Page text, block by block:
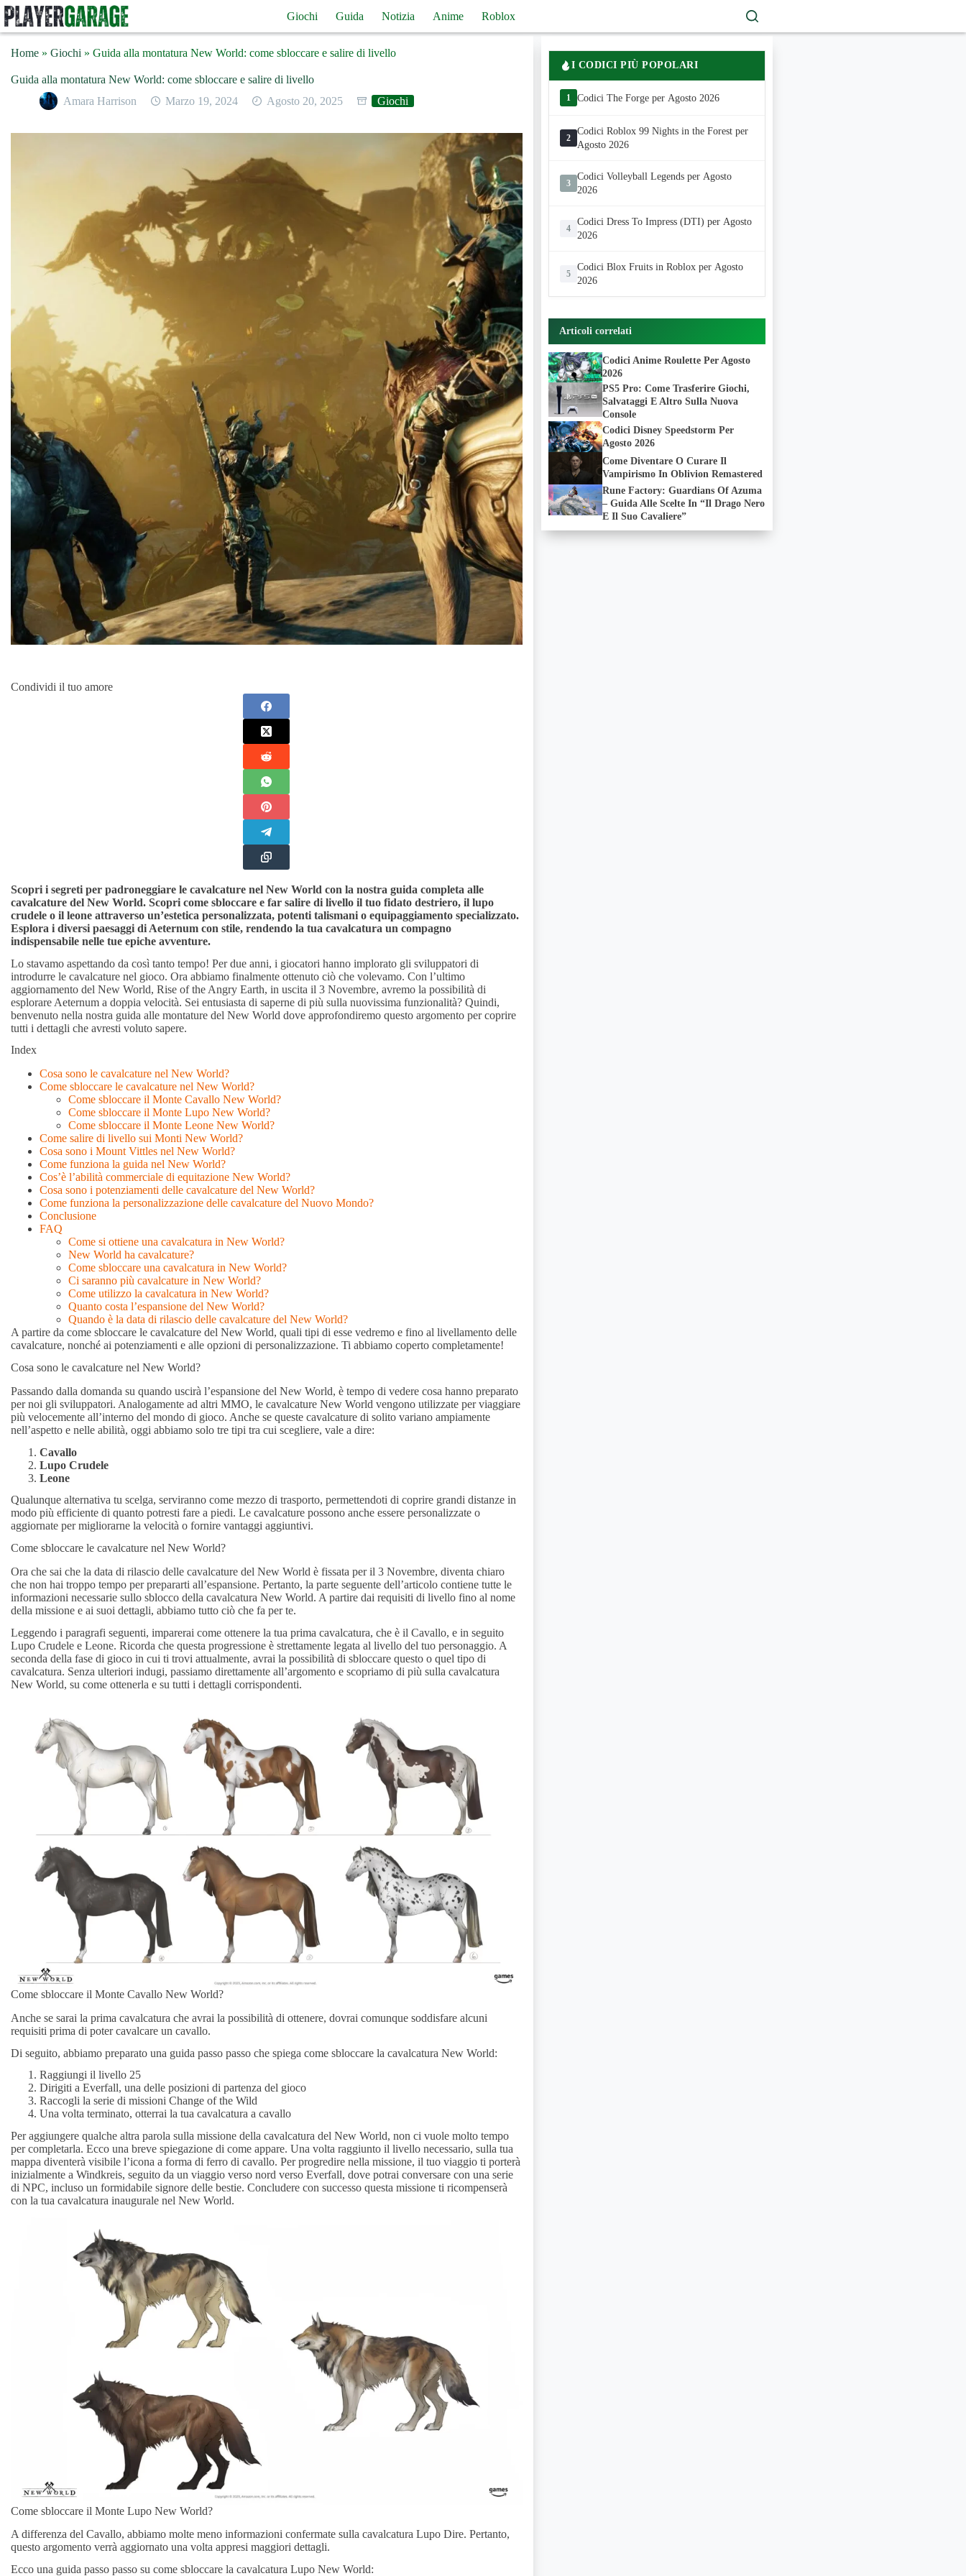
Salta
al
contenuto
Giochi Guida Notizia Anime Roblox
Home » Giochi » Guida alla montatura New World: come sbloccare e salire di livello
Guida alla montatura New World: come sbloccare e salire di livello
Amara Harrison
Marzo 19, 2024 Agosto 20, 2025 Giochi
Condividi il tuo amore
Scopri i segreti per padroneggiare le cavalcature nel New World con la nostra guida completa alle
cavalcature del New World. Scopri come sbloccare e far salire di livello il tuo fidato destriero, il lupo
crudele o il leone attraverso un’estetica personalizzata, potenti talismani o equipaggiamento specializzato.
Esplora i diversi paesaggi di Aeternum con stile, rendendo la tua cavalcatura un compagno
indispensabile nelle tue epiche avventure.
Lo stavamo aspettando da così tanto tempo! Per due anni, i giocatori hanno implorato gli sviluppatori di
introdurre le cavalcature nel gioco. Ora abbiamo finalmente ottenuto ciò che volevamo. Con l’ultimo
aggiornamento del New World, Rise of the Angry Earth, in uscita il 3 Novembre, avremo la possibilità di
esplorare Aeternum a doppia velocità. Sei entusiasta di saperne di più sulla nuovissima funzionalità? Quindi,
benvenuto nella nostra guida alle montature del New World dove approfondiremo questo argomento per coprire
tutti i dettagli che avresti voluto sapere.
Index
Cosa sono le cavalcature nel New World?
Come sbloccare le cavalcature nel New World?
Come sbloccare il Monte Cavallo New World?
Come sbloccare il Monte Lupo New World?
Come sbloccare il Monte Leone New World?
Come salire di livello sui Monti New World?
Cosa sono i Mount Vittles nel New World?
Come funziona la guida nel New World?
Cos’è l’abilità commerciale di equitazione New World?
Cosa sono i potenziamenti delle cavalcature del New World?
Come funziona la personalizzazione delle cavalcature del Nuovo Mondo?
Conclusione
FAQ
Come si ottiene una cavalcatura in New World?
New World ha cavalcature?
Come sbloccare una cavalcatura in New World?
Ci saranno più cavalcature in New World?
Come utilizzo la cavalcatura in New World?
Quanto costa l’espansione del New World?
Quando è la data di rilascio delle cavalcature del New World?
A partire da come sbloccare le cavalcature del New World, quali tipi di esse vedremo e fino al livellamento delle
cavalcature, nonché ai potenziamenti e alle opzioni di personalizzazione. Ti abbiamo coperto completamente!
Cosa sono le cavalcature nel New World?
Passando dalla domanda su quando uscirà l’espansione del New World, è tempo di vedere cosa hanno preparato
per noi gli sviluppatori. Analogamente ad altri MMO, le cavalcature New World vengono utilizzate per viaggiare
più velocemente all’interno del mondo di gioco. Anche se queste cavalcature di solito variano ampiamente
nell’aspetto e nelle abilità, oggi abbiamo solo tre tipi tra cui scegliere, vale a dire:
Cavallo
Lupo Crudele
Leone
Qualunque alternativa tu scelga, serviranno come mezzo di trasporto, permettendoti di coprire grandi distanze in
modo più efficiente di quanto potresti fare a piedi. Le cavalcature possono anche essere personalizzate o
aggiornate per migliorarne la velocità o fornire vantaggi aggiuntivi.
Come sbloccare le cavalcature nel New World?
Ora che sai che la data di rilascio delle cavalcature del New World è fissata per il 3 Novembre, diventa chiaro
che non hai troppo tempo per prepararti all’espansione. Pertanto, la parte seguente dell’articolo contiene tutte le
informazioni necessarie sullo sblocco della cavalcatura New World. A partire dai requisiti di livello fino al nome
della missione e ai suoi dettagli, abbiamo tutto ciò che fa per te.
Leggendo i paragrafi seguenti, imparerai come ottenere la tua prima cavalcatura, che è il Cavallo, e in seguito
Lupo Crudele e Leone. Ricorda che questa progressione è strettamente legata al livello del tuo personaggio. A
seconda della fase di gioco in cui ti trovi attualmente, avrai la possibilità di sbloccare questo o quel tipo di
cavalcatura. Senza ulteriori indugi, passiamo direttamente all’argomento e scopriamo di più sulla cavalcatura
New World, su come ottenerla e su tutti i dettagli corrispondenti.
Come sbloccare il Monte Cavallo New World?
Anche se sarai la prima cavalcatura che avrai la possibilità di ottenere, dovrai comunque soddisfare alcuni
requisiti prima di poter cavalcare un cavallo.
Di seguito, abbiamo preparato una guida passo passo che spiega come sbloccare la cavalcatura New World:
Raggiungi il livello 25
Dirigiti a Everfall, una delle posizioni di partenza del gioco
Raccogli la serie di missioni Change of the Wild
Una volta terminato, otterrai la tua cavalcatura a cavallo
Per aggiungere qualche altra parola sulla missione della cavalcatura del New World, non ci vuole molto tempo
per completarla. Ecco una breve spiegazione di come appare. Una volta raggiunto il livello necessario, sulla tua
mappa diventerà visibile l’icona a forma di ferro di cavallo. Per progredire nella missione, il tuo viaggio ti porterà
inizialmente a Windkreis, seguito da un viaggio verso nord verso Everfall, dove potrai conversare con una serie
di NPC, incluso un formidabile signore delle bestie. Concludere con successo questa missione ti ricompenserà
con la tua cavalcatura inaugurale nel New World.
Come sbloccare il Monte Lupo New World?
A differenza del Cavallo, abbiamo molte meno informazioni confermate sulla cavalcatura Lupo Dire. Pertanto,
questo argomento verrà aggiornato una volta appresi maggiori dettagli.
Ecco una guida passo passo su come sbloccare la cavalcatura Lupo New World:
I CODICI PIÙ POPOLARI
1 Codici The Forge per Agosto 2026
2
Codici Roblox 99 Nights in the Forest per
Agosto 2026
3
Codici Volleyball Legends per Agosto
2026
4
Codici Dress To Impress (DTI) per Agosto
2026
5
Codici Blox Fruits in Roblox per Agosto
2026
Articoli correlati
Codici Anime Roulette Per Agosto
2026
PS5 Pro: Come Trasferire Giochi,
Salvataggi E Altro Sulla Nuova
Console
Codici Disney Speedstorm Per
Agosto 2026
Come Diventare O Curare Il
Vampirismo In Oblivion Remastered
Rune Factory: Guardians Of Azuma
– Guida Alle Scelte In “Il Drago Nero
E Il Suo Cavaliere”